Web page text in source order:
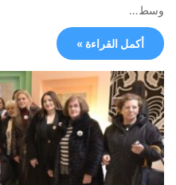
وسط…
أكمل القراءة »